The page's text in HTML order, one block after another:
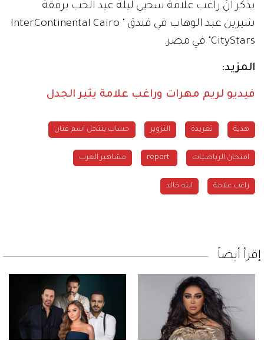
يذكر أنّ راغب علامة سحيي ليلة عيد الحب برفقة
شيرين عبد الوهاب في فندق " InterContinental Cairo
CityStars" في مصر.
المزيد:
فيديو لريم مهرات وراغب علامة يثير الجدل
هدية تغريدة التزوير حساب ينتحل اسم فنان
امتحان الرياضيات مشاهير العرب
راغب علامة ابنه خالد
إقرأ أيضاً